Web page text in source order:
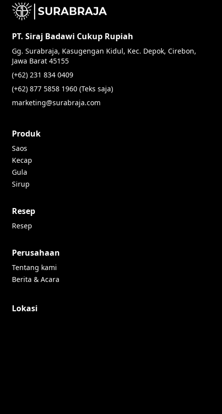
PT. Siraj Badawi Cukup Rupiah
Gg. Surabraja, Kasugengan Kidul, Kec. Depok, Cirebon,
Jawa Barat 45155
(+62) 231 834 0409
(+62) 877 5858 1960 (Teks saja)
marketing@surabraja.com
Produk
Saos
Kecap
Gula
Sirup
Resep
Resep
Perusahaan
Tentang kami
Berita & Acara
Lokasi